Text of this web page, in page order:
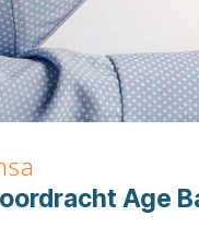
Age